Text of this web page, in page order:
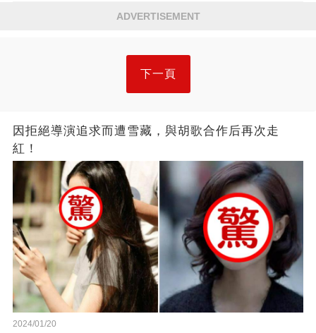
ADVERTISEMENT
下一頁
因拒絕導演追求而遭雪藏，與胡歌合作后再次走
紅！
2024/01/20